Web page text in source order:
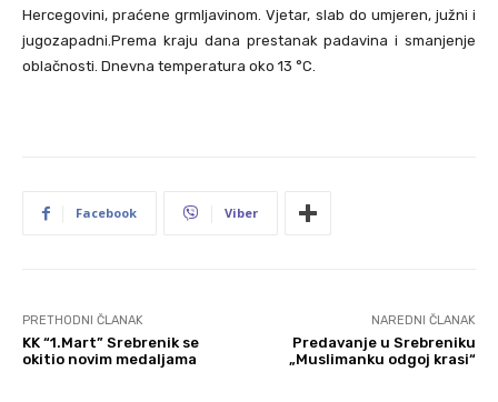
Hercegovini, praćene grmljavinom. Vjetar, slab do umjeren, južni i
jugozapadni.Prema kraju dana prestanak padavina i smanjenje
oblačnosti. Dnevna temperatura oko 13 °C.
Facebook Viber
PRETHODNI ČLANAK
KK “1.Mart” Srebrenik se
okitio novim medaljama
NAREDNI ČLANAK
Predavanje u Srebreniku
„Muslimanku odgoj krasi“